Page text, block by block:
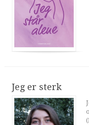
Jeg er sterk